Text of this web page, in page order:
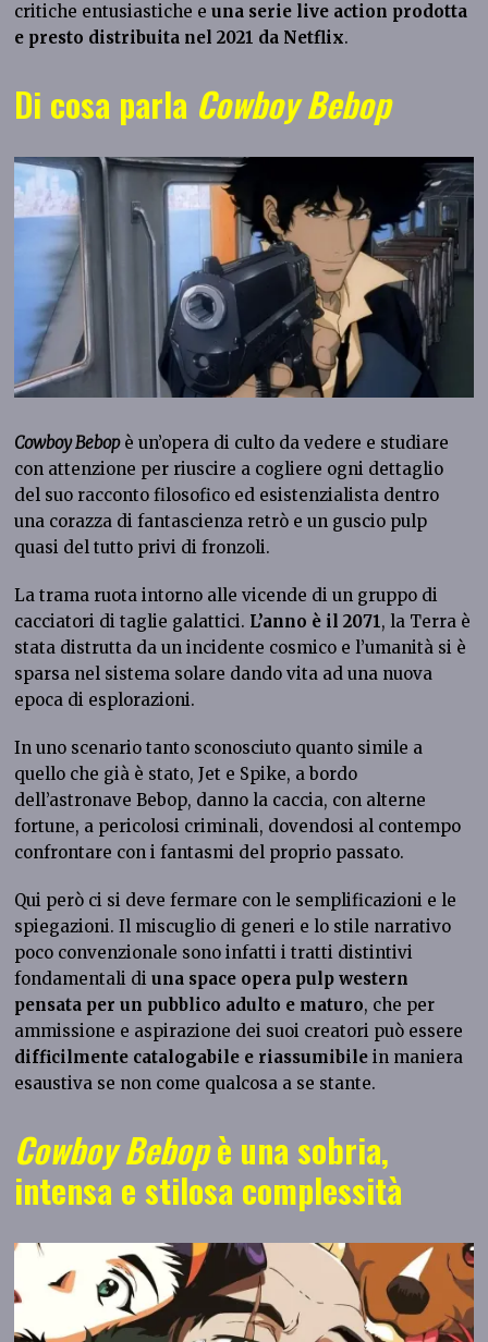
critiche entusiastiche e una serie live action prodotta
e presto distribuita nel 2021 da Netflix.
Di cosa parla Cowboy Bebop
Cowboy Bebopè un’opera di culto da vedere e studiare
con attenzione per riuscire a cogliere ogni dettaglio
del suo racconto filosofico ed esistenzialista dentro
una corazza di fantascienza retrò e un guscio pulp
quasi del tutto privi di fronzoli.
La trama ruota intorno alle vicende di un gruppo di
cacciatori di taglie galattici. L’anno è il 2071 , la Terra è
stata distrutta da un incidente cosmico e l’umanità si è
sparsa nel sistema solare dando vita ad una nuova
epoca di esplorazioni.
In uno scenario tanto sconosciuto quanto simile a
quello che già è stato, Jet e Spike, a bordo
dell’astronave Bebop, danno la caccia, con alterne
fortune, a pericolosi criminali, dovendosi al contempo
confrontare con i fantasmi del proprio passato.
Qui però ci si deve fermare con le semplificazioni e le
spiegazioni. Il miscuglio di generi e lo stile narrativo
poco convenzionale sono infatti i tratti distintivi
fondamentali di una space opera pulp western
pensata per un pubblico adulto e maturo, che per
ammissione e aspirazione dei suoi creatori può essere
difficilmente catalogabile e riassumibilein maniera
esaustiva se non come qualcosa a se stante.
Cowboy Bebopè una sobria,
intensa e stilosa complessità